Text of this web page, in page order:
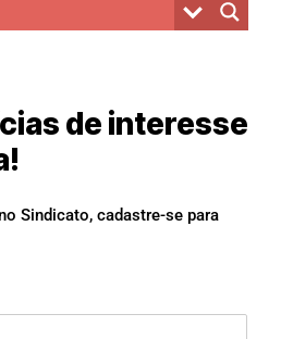
de interesse
Sindicato, cadastre-se para